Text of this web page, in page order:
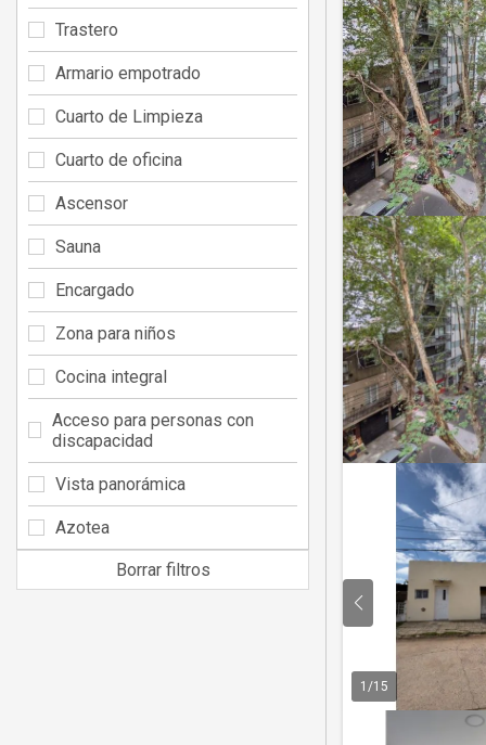
1 /15
Trastero
Armario empotrado
Cuarto de Limpieza
Cuarto de oficina
Ascensor
Sauna
Encargado
Zona para niños
Cocina integral
Acceso para personas con
discapacidad
Vista panorámica
Azotea
Borrar filtros